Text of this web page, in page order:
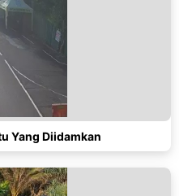
Yang Diidamkan